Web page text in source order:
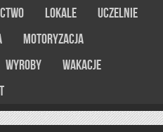
Lokale
Uczelnie
Motoryzacja
Wyroby
Wakacje